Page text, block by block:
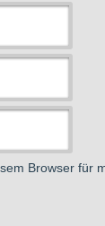
Browser für